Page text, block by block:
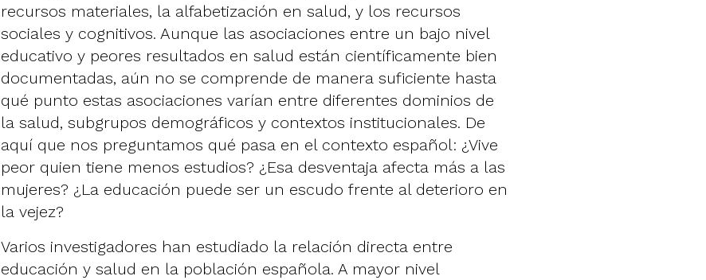
recursos materiales, la alfabetización en salud, y los recursos
sociales y cognitivos. Aunque las asociaciones entre un bajo nivel
educativo y peores resultados en salud están científicamente bien
documentadas, aún no se comprende de manera suficiente hasta
qué punto estas asociaciones varían entre diferentes dominios de
la salud, subgrupos demográficos y contextos institucionales. De
aquí que nos preguntamos qué pasa en el contexto español: ¿Vive
peor quien tiene menos estudios? ¿Esa desventaja afecta más a las
mujeres? ¿La educación puede ser un escudo frente al deterioro en
la vejez?
Varios investigadores han estudiado la relación directa entre
educación y salud en la población española. A mayor nivel